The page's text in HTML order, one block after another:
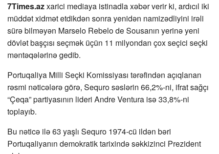
7Times.azxarici mediaya istinadla xəbər verir ki, ardıcıl iki
müddət xidmət etdikdən sonra yenidən namizədliyini irəli
sürə bilməyən Marselo Rebelo de Sousanın yerinə yeni
dövlət başçısı seçmək üçün 11 milyondan çox seçici seçki
məntəqələrinə gedib.
Portuqaliya Milli Seçki Komissiyası tərəfindən açıqlanan
rəsmi nəticələrə görə, Sequro səslərin 66,2%-ni, ifrat sağçı
“Çeqa” partiyasının lideri Andre Ventura isə 33,8%-ni
toplayıb.
Bu nəticə ilə 63 yaşlı Sequro 1974-cü ildən bəri
Portuqaliyanın demokratik tarixində səkkizinci Prezident